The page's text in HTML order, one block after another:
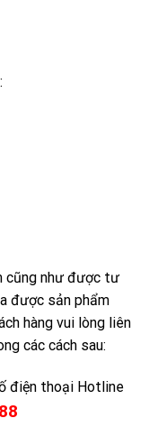
cũng như được tư
được sản phẩm
hàng vui lòng liên
các cách sau:
điện thoại Hotline